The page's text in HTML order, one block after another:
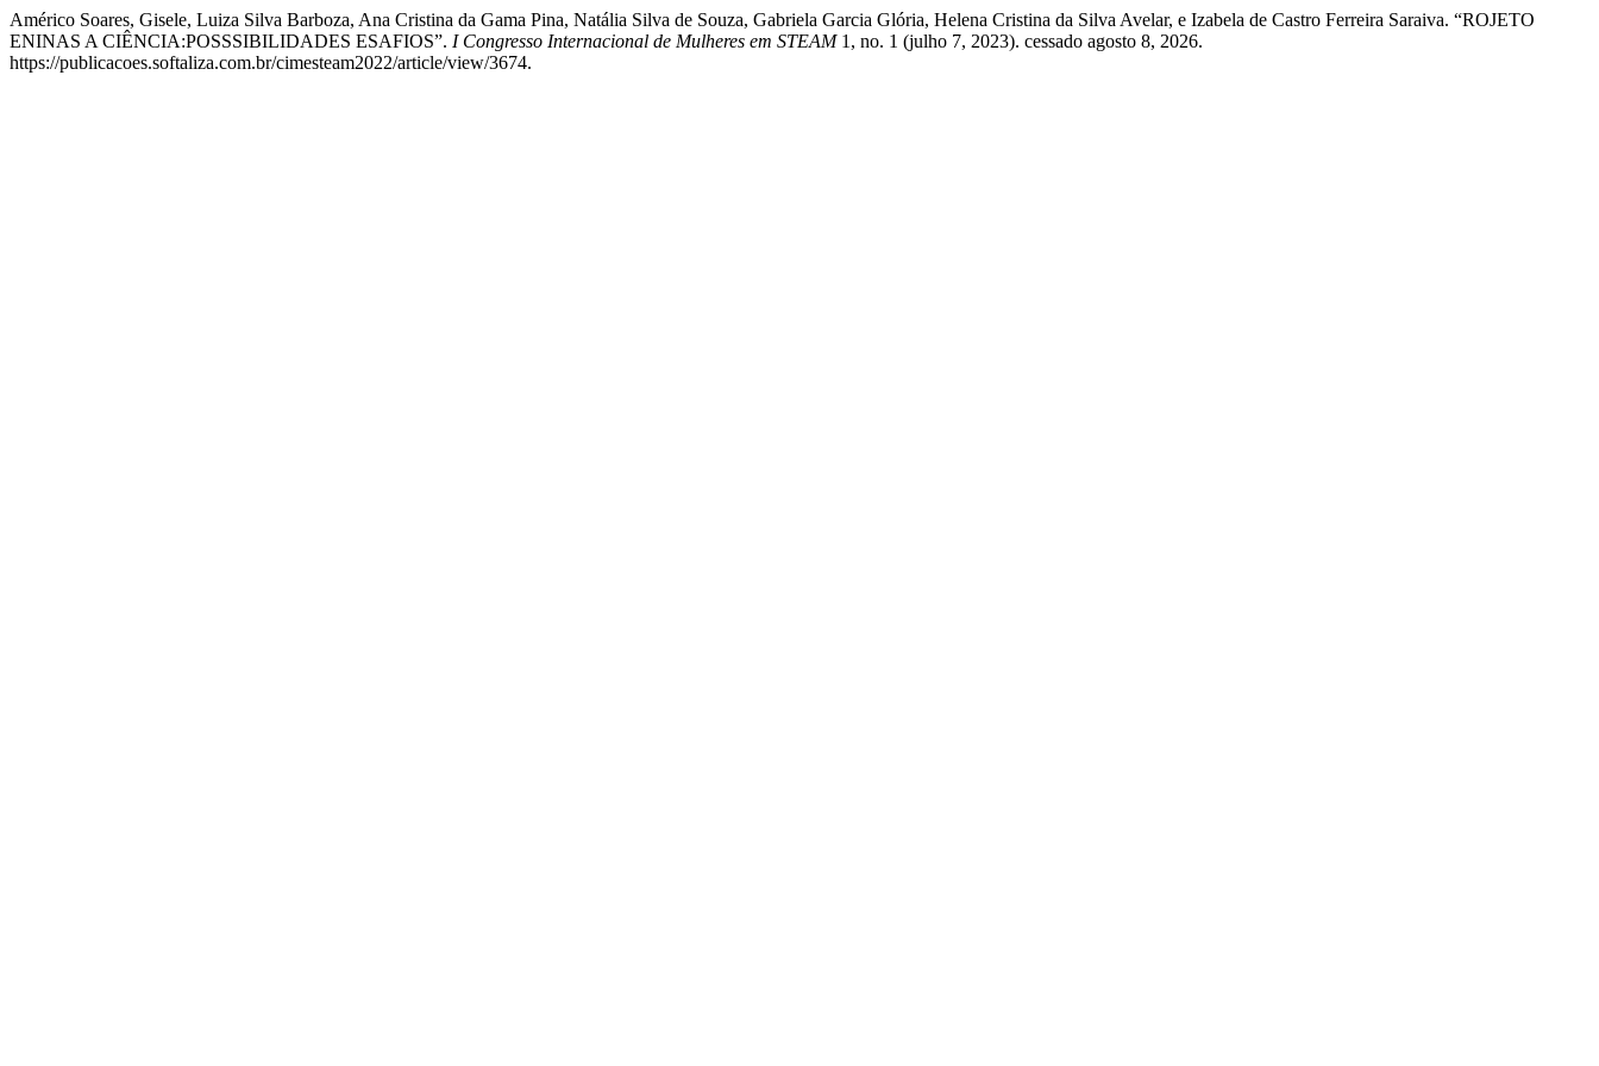
Américo Soares, Gisele, Luiza Silva Barboza, Ana Cristina da Gama Pina, Natália Silva de Souza, Gabriela Garcia Glória, Helena Cristina da Silva Avelar, e Izabela de Castro Ferreira Saraiva. “ROJETO
ENINAS A CIÊNCIA:POSSSIBILIDADES ESAFIOS”. I Congresso Internacional de Mulheres em STEAM1, no. 1 (julho 7, 2023). cessado agosto 8, 2026.
https://publicacoes.softaliza.com.br/cimesteam2022/article/view/3674.